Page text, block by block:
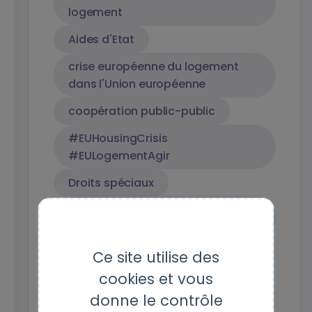
logement
Aides d'Etat
crise européenne du logement
dans l'Union européenne
coopération public-public
#EUHousingCrisis
#EULogementAgir
Droits spéciaux
Marchés publics
Coopération internationale
Services sociaux d'intérêt général
Ce site utilise des
cookies et vous
donne le contrôle